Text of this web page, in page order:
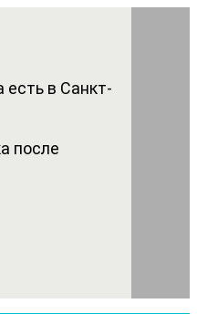
в Санкт-
после